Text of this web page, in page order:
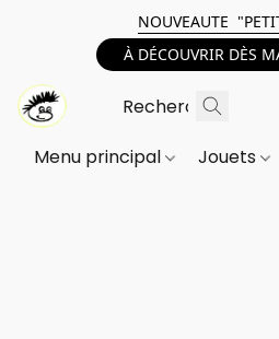
NOUVEAUTE
À DÉCOUVRIR DÈS
Menu principal Jouets